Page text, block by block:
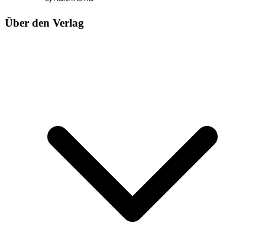
Über den Verlag